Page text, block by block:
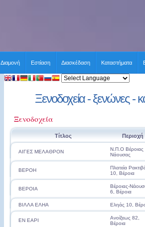
Διαμονή Εστίαση Διασκέδαση Καταστήματα
Ξενοδοχεία - ξενώνες -
Ξενοδοχεία
Τίτλος Περιοχή
ΑΙΓΕΣ ΜΕΛΑΘΡΟΝ
Ν.Π.Ο Βέροιας
Νάουσας
ΒΕΡΟΗ
Πλατεία
10, Βέροια
ΒΕΡΟΙΑ
Βέροιας-
6, Βέροια
ΒΙΛΛΑ ΕΛΗΑ Εληάς 10,
ΕΝ ΕΑΡΙ
Ανοίξεως 82,
Βέροια